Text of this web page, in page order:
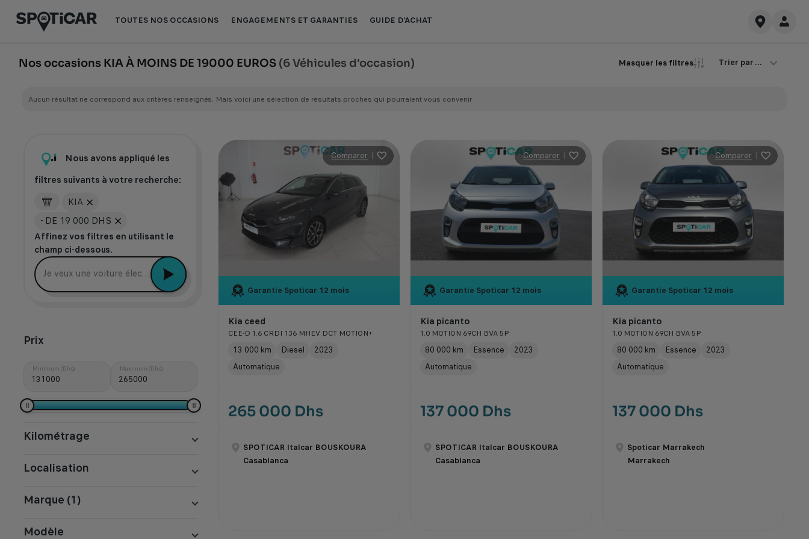
contenu
TOUTES NOS OCCASIONS ENGAGEMENTS ET GARANTIES GUIDE D'ACHAT
Nos occasions KIA À MOINS DE 19000 EUROS (6 Véhicules d'occasion) Masquer les filtres Trier par ...
Aucun résultat ne correspond aux critères renseignés. Mais voici une sélection de résultats proches qui pourraient vous convenir
Nous avons appliqué les
filtres suivants à votre recherche:
KIA
- DE 19 000 DHS
Affinez vos filtres en utilisant le
champ ci-dessous.
Je veux une voiture électrique récente
Prix
Minimum (Dhs) Maximum (Dhs)
Kilométrage
Localisation
Marque (1)
Modèle
Comparer |
Garantie Spoticar 12 mois
Kia ceed
CEE-D 1.6 CRDI 136 MHEV DCT MOTION+
13 000 km Diesel
2023
Automatique
265 000 Dhs
SPOTICAR Italcar BOUSKOURA
Casablanca
Comparer |
Garantie Spoticar 12 mois
Kia picanto
1.0 MOTION 69CH BVA 5P
80 000 km Essence
2023
Automatique
137 000 Dhs
SPOTICAR Italcar BOUSKOURA
Casablanca
Comparer |
Garantie Spoticar 12 mois
Kia picanto
1.0 MOTION 69CH BVA 5P
80 000 km Essence
2023
Automatique
137 000 Dhs
Spoticar Marrakech
Marrakech